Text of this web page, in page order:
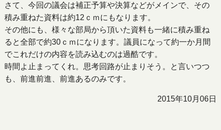
さて、今回の議会は補正予算や決算などがメインで、その
積み重ねた資料は約12ｃｍにもなります。
その他にも、様々な部局から頂いた資料も一緒に積み重ね
ると全部で約30ｃｍになります。議員になって約一か月間
でこれだけの内容を読み込むのは過酷です。
時間よ止まってくれ。思考回路が止まりそう。と言いつつ
も、前進前進、前進あるのみです。
2015年10月06日